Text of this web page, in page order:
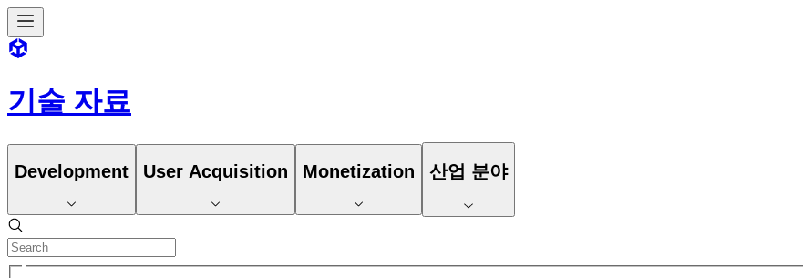
기술 자료
Development User Acquisition Monetization 산업 분야